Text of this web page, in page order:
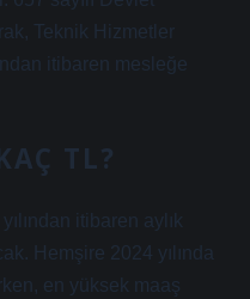
Teknik Hizmetler
itibaren mesleğe
TL?
itibaren aylık
Hemşire 2024 yılında
en yüksek maaş